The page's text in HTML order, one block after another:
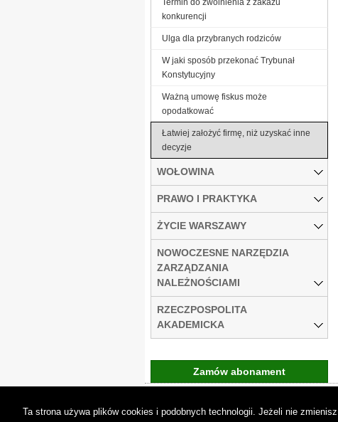
konkurencji
Ulga dla przybranych rodziców
W jaki sposób przekonać Trybunał
Konstytucyjny
Ważną umowę fiskus może
opodatkować
Łatwiej założyć firmę, niż uzyskać inne
decyzje
WOŁOWINA
PRAWO I PRAKTYKA
ŻYCIE WARSZAWY
NOWOCZESNE NARZĘDZIA
ZARZĄDZANIA
NALEŻNOŚCIAMI
RZECZPOSPOLITA
AKADEMICKA
Zamów abonament
Ta strona używa plików cookies i podobnych technologii. Jeżeli nie